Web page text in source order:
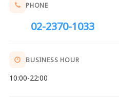
PHONE
02-2370-1033
BUSINESS HOUR
10:00-22:00